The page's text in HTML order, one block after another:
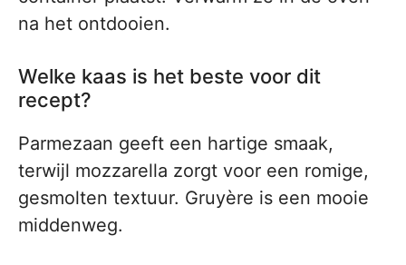
na het ontdooien.
Welke kaas is het beste voor dit
recept?
Parmezaan geeft een hartige smaak,
terwijl mozzarella zorgt voor een romige,
gesmolten textuur. Gruyère is een mooie
middenweg.